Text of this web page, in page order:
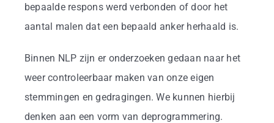
bepaalde respons werd verbonden of door het
aantal malen dat een bepaald anker herhaald is.
Binnen NLP zijn er onderzoeken gedaan naar het
weer controleerbaar maken van onze eigen
stemmingen en gedragingen. We kunnen hierbij
denken aan een vorm van deprogrammering.